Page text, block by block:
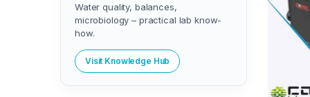
Water quality, balances,
microbiology – practical lab know-
how.
Visit Knowledge Hub